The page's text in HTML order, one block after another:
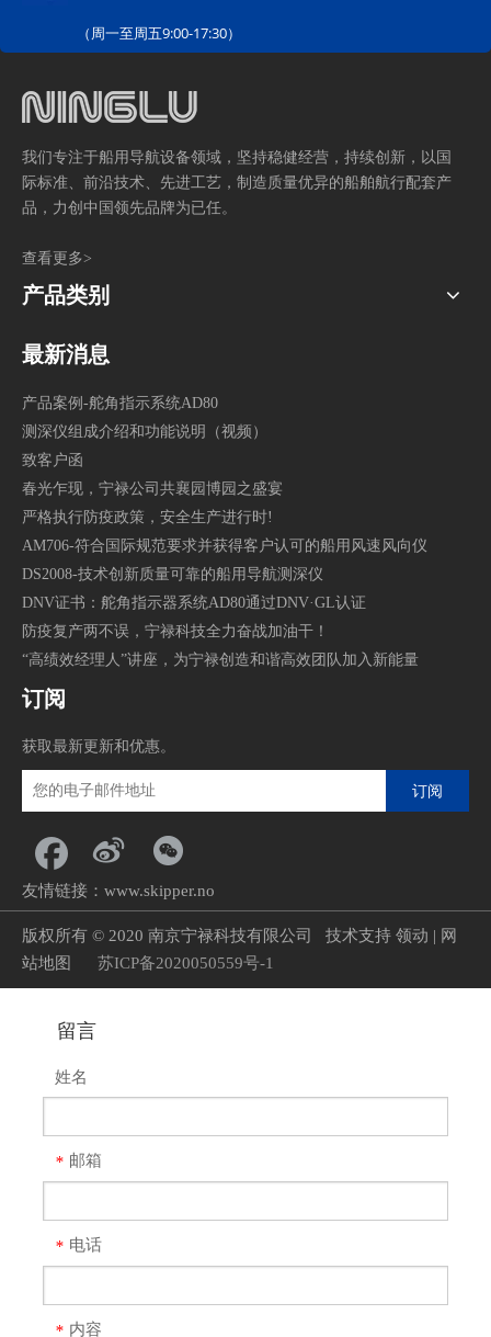
（周一至周五9:00-17:30）
我们专注于船用导航设备领域，坚持稳健经营，持续创新，以国
际标准、前沿技术、先进工艺，制造质量优异的船舶航行配套产
品，力创中国领先品牌为已任。
查看更多>
产品类别
最新消息
产品案例-舵角指示系统AD80
测深仪组成介绍和功能说明（视频）
致客户函
春光乍现，宁禄公司共襄园博园之盛宴
严格执行防疫政策，安全生产进行时!
AM706-符合国际规范要求并获得客户认可的船用风速风向仪
DS2008-技术创新质量可靠的船用导航测深仪
DNV证书：舵角指示器系统AD80通过DNV·GL认证
防疫复产两不误，宁禄科技全力奋战加油干！
“高绩效经理人”讲座，为宁禄创造和谐高效团队加入新能量
订阅
获取最新更新和优惠。
订阅
友情链接： www.skipper.no
版权所有 © 2020 南京宁禄科技有限公司 技术支持 领动 | 网
站地图
苏ICP备2020050559号-1
留言
姓名
* 邮箱
* 电话
* 内容